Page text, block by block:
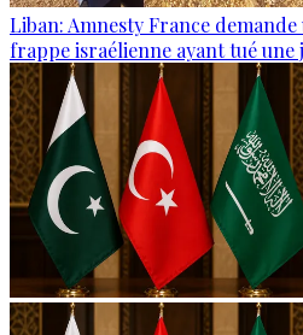
Liban: Amnesty France
frappe israélienne ayant tué